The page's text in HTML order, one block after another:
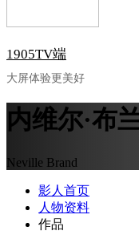
1905TV端
大屏体验更美好
内维尔·布
Neville Brand
影人首页
人物资料
作品